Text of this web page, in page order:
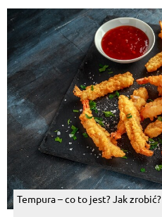
Tempura – co to jest? Jak zrobić?